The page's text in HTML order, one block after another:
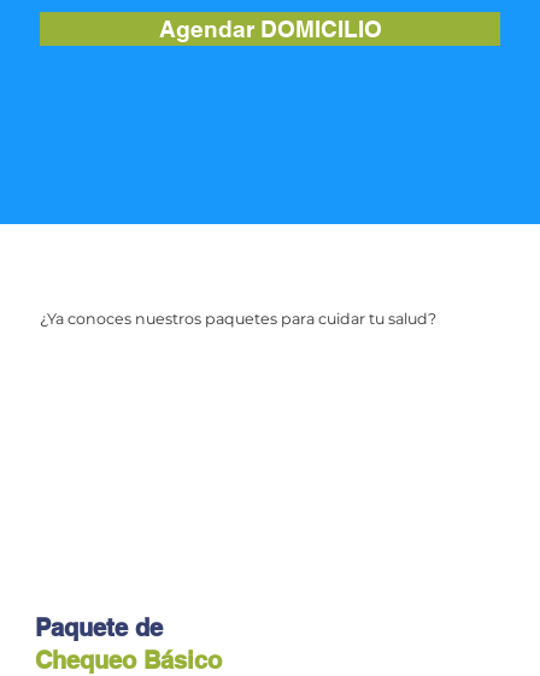
Agendar DOMICILIO
¿Ya conoces nuestros paquetes para cuidar tu salud?
Paquete de
Chequeo Básico